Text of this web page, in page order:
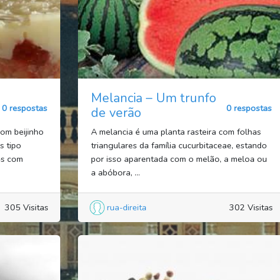
0 respostas
beijinho
tipo
com
305 Visitas
Melancia – Um trunfo
de verão
0 respostas
A melancia é uma planta rasteira com folhas
triangulares da família cucurbitaceae, estando
por isso aparentada com o melão, a meloa ou
a abóbora, ...
rua-direita 302 Visitas